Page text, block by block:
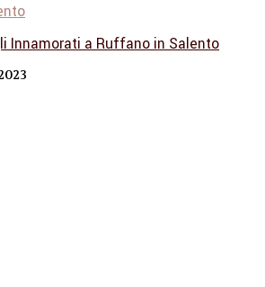
Innamorati a Ruffano in Salento